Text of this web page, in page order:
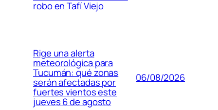
robo en Tafí Viejo
Rige una alerta
meteorológica para
Tucumán: qué zonas
serán afectadas por
fuertes vientos este
jueves 6 de agosto
06/08/2026